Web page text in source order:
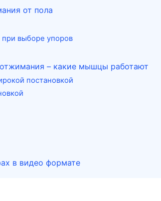
от пола
при выборе упоров
– какие мышцы работают
постановкой
в видео формате